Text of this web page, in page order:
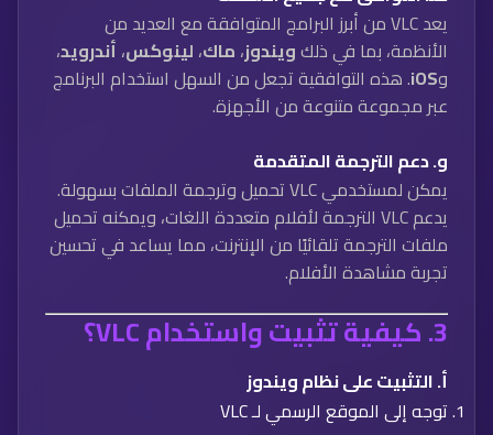
يعد VLC من أبرز البرامج المتوافقة مع العديد من
الأنظمة، بما في ذلكويندوز، ماك، لينوكس، أندرويد،
وiOS. هذه التوافقية تجعل من السهل استخدام البرنامج
عبر مجموعة متنوعة من الأجهزة.
و.دعم الترجمة المتقدمة
يمكن لمستخدمي VLC تحميل وترجمة الملفات بسهولة.
يدعم VLC الترجمة لأفلام متعددة اللغات، ويمكنه تحميل
ملفات الترجمة تلقائيًا من الإنترنت، مما يساعد في تحسين
تجربة مشاهدة الأفلام.
3. كيفية تثبيت واستخدام VLC؟
أ.التثبيت على نظام ويندوز
توجه إلى الموقع الرسمي لـ VLC